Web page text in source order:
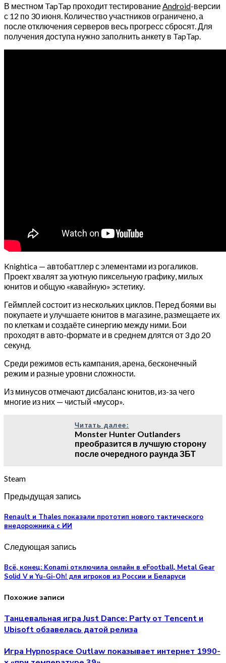
В местном TapTap проходит тестированиеAndroid-версии
с 12 по 30 июня. Количество участников ограничено, а
после отключения серверов весь прогресс сбросят. Для
получения доступа нужно заполнить анкету в TapTap.
Knightica — автобаттлер с элементами из рогаликов.
Проект хвалят за уютную пиксельную графику, милых
юнитов и общую «кавайную» эстетику.
Геймплей состоит из нескольких циклов. Перед боями вы
покупаете и улучшаете юнитов в магазине, размещаете их
по клеткам и создаёте синергию между ними. Бои
проходят в авто-формате и в среднем длятся от 3 до 20
секунд.
Среди режимов есть кампания, арена, бесконечный
режим и разные уровни сложности.
Из минусов отмечают дисбаланс юнитов, из-за чего
многие из них — чистый «мусор».
Читать далее:
Monster Hunter Outlanders
преобразится в лучшую сторону
после очередного раунда ЗБТ
Steam
Предыдущая запись
Renault и Thales показали прототип нового тактического
внедорожника с ИИ
Следующая запись
Всё, конец: Konami отключила онлайн в eFootball, Metal Gear
Solid V и Yu-Gi-Oh! для игроков из России и Беларуси
Похожие записи
Танцевальная игра Just Dance: Party от Tencent и
Ubisoft обзавелась датой релиза
Игра Hypnospace Outlaw показывает интернет 1990-